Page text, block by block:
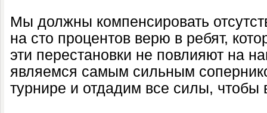
Мы должны компенсировать
на сто процентов верю в ребят,
эти перестановки не повлияют на
являемся самым сильным
турнире и отдадим все силы,